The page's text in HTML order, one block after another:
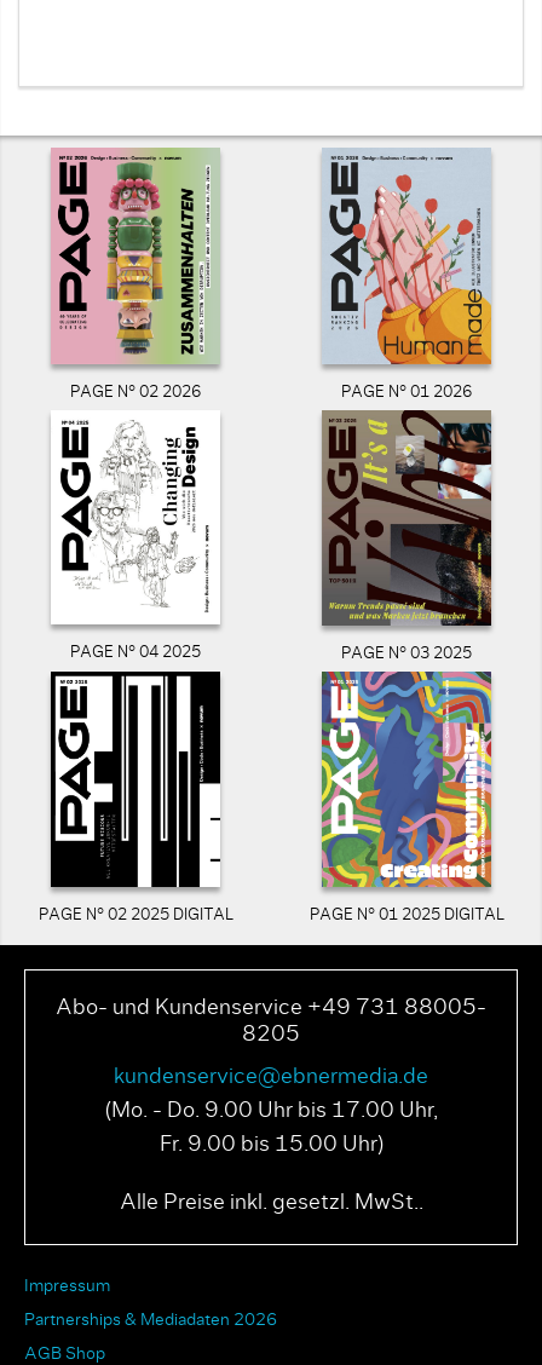
PAGE N° 02 2026 PAGE N° 01 2026
PAGE N° 04 2025 PAGE N° 03 2025
PAGE N° 02 2025 DIGITAL PAGE N° 01 2025 DIGITAL
Abo- und Kundenservice +49 731 88005-
8205
kundenservice@ebnermedia.de
(Mo. - Do. 9.00 Uhr bis 17.00 Uhr,
Fr. 9.00 bis 15.00 Uhr)
Alle Preise inkl. gesetzl. MwSt..
Impressum
Partnerships & Mediadaten 2026
AGB Shop